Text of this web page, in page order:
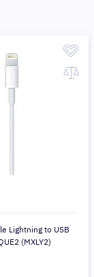
Lightning to USB
(MXLY2)